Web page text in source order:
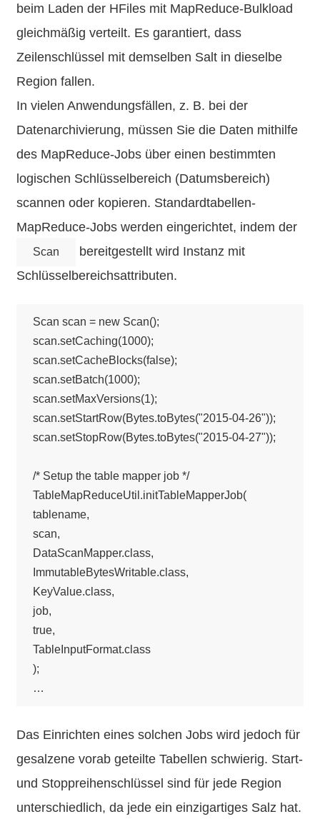
beim Laden der HFiles mit MapReduce-Bulkload
gleichmäßig verteilt. Es garantiert, dass
Zeilenschlüssel mit demselben Salt in dieselbe
Region fallen.
In vielen Anwendungsfällen, z. B. bei der
Datenarchivierung, müssen Sie die Daten mithilfe
des MapReduce-Jobs über einen bestimmten
logischen Schlüsselbereich (Datumsbereich)
scannen oder kopieren. Standardtabellen-
MapReduce-Jobs werden eingerichtet, indem der
Scan
bereitgestellt wird Instanz mit
Schlüsselbereichsattributen.
Scan scan = new Scan();
scan.setCaching(1000);
scan.setCacheBlocks(false);
scan.setBatch(1000);
scan.setMaxVersions(1);
scan.setStartRow(Bytes.toBytes("2015-04-26"));
scan.setStopRow(Bytes.toBytes("2015-04-27"));
/* Setup the table mapper job */
TableMapReduceUtil.initTableMapperJob(
tablename,
scan,
DataScanMapper.class,
ImmutableBytesWritable.class,
KeyValue.class,
job,
true,
TableInputFormat.class
);
Das Einrichten eines solchen Jobs wird jedoch für
gesalzene vorab geteilte Tabellen schwierig. Start-
und Stoppreihenschlüssel sind für jede Region
unterschiedlich, da jede ein einzigartiges Salz hat.